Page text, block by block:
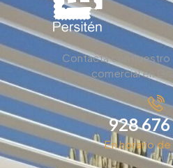
Contacta con
comercial en
928
En horario